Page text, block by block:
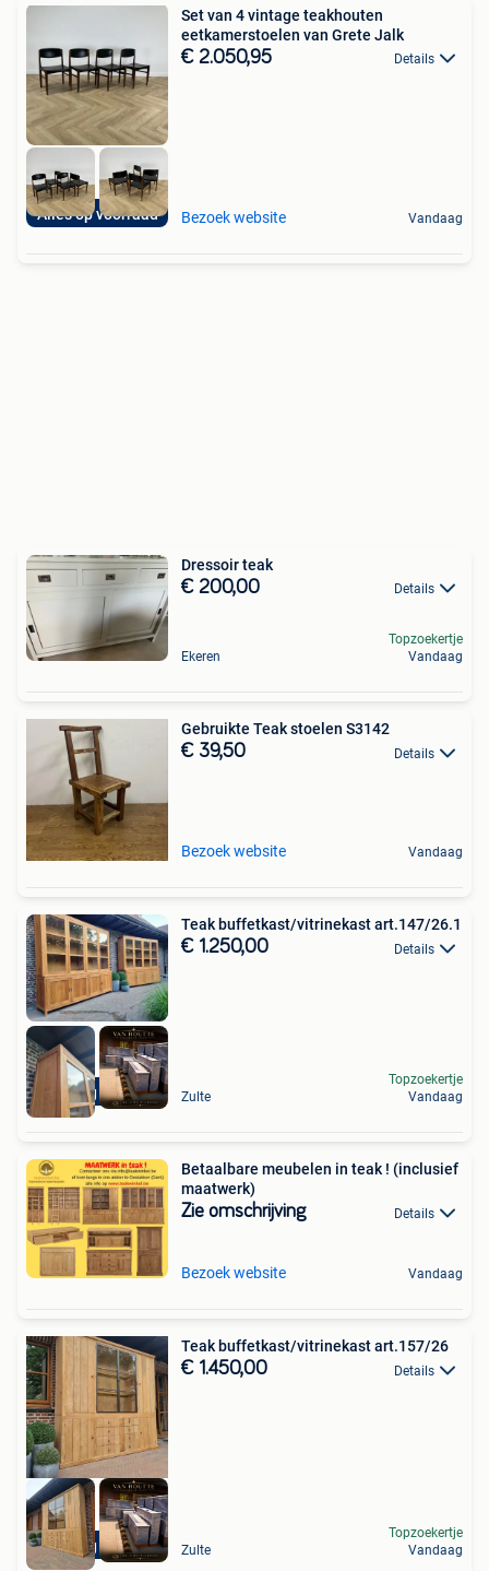
Alles op voorraad
Set van 4 vintage teakhouten
eetkamerstoelen van Grete Jalk
€ 2.050,95 Details
Bezoek website Vandaag
Dressoir teak
€ 200,00 Details
Ekeren
Topzoekertje
Vandaag
Gebruikte Teak stoelen S3142
€ 39,50 Details
Bezoek website Vandaag
Levering mogelijk
Teak buffetkast/vitrinekast art.147/26.1
€ 1.250,00 Details
Zulte
Topzoekertje
Vandaag
Betaalbare meubelen in teak ! (inclusief
maatwerk)
Zie omschrijving Details
Bezoek website Vandaag
Levering mogelijk
Teak buffetkast/vitrinekast art.157/26
€ 1.450,00 Details
Zulte
Topzoekertje
Vandaag